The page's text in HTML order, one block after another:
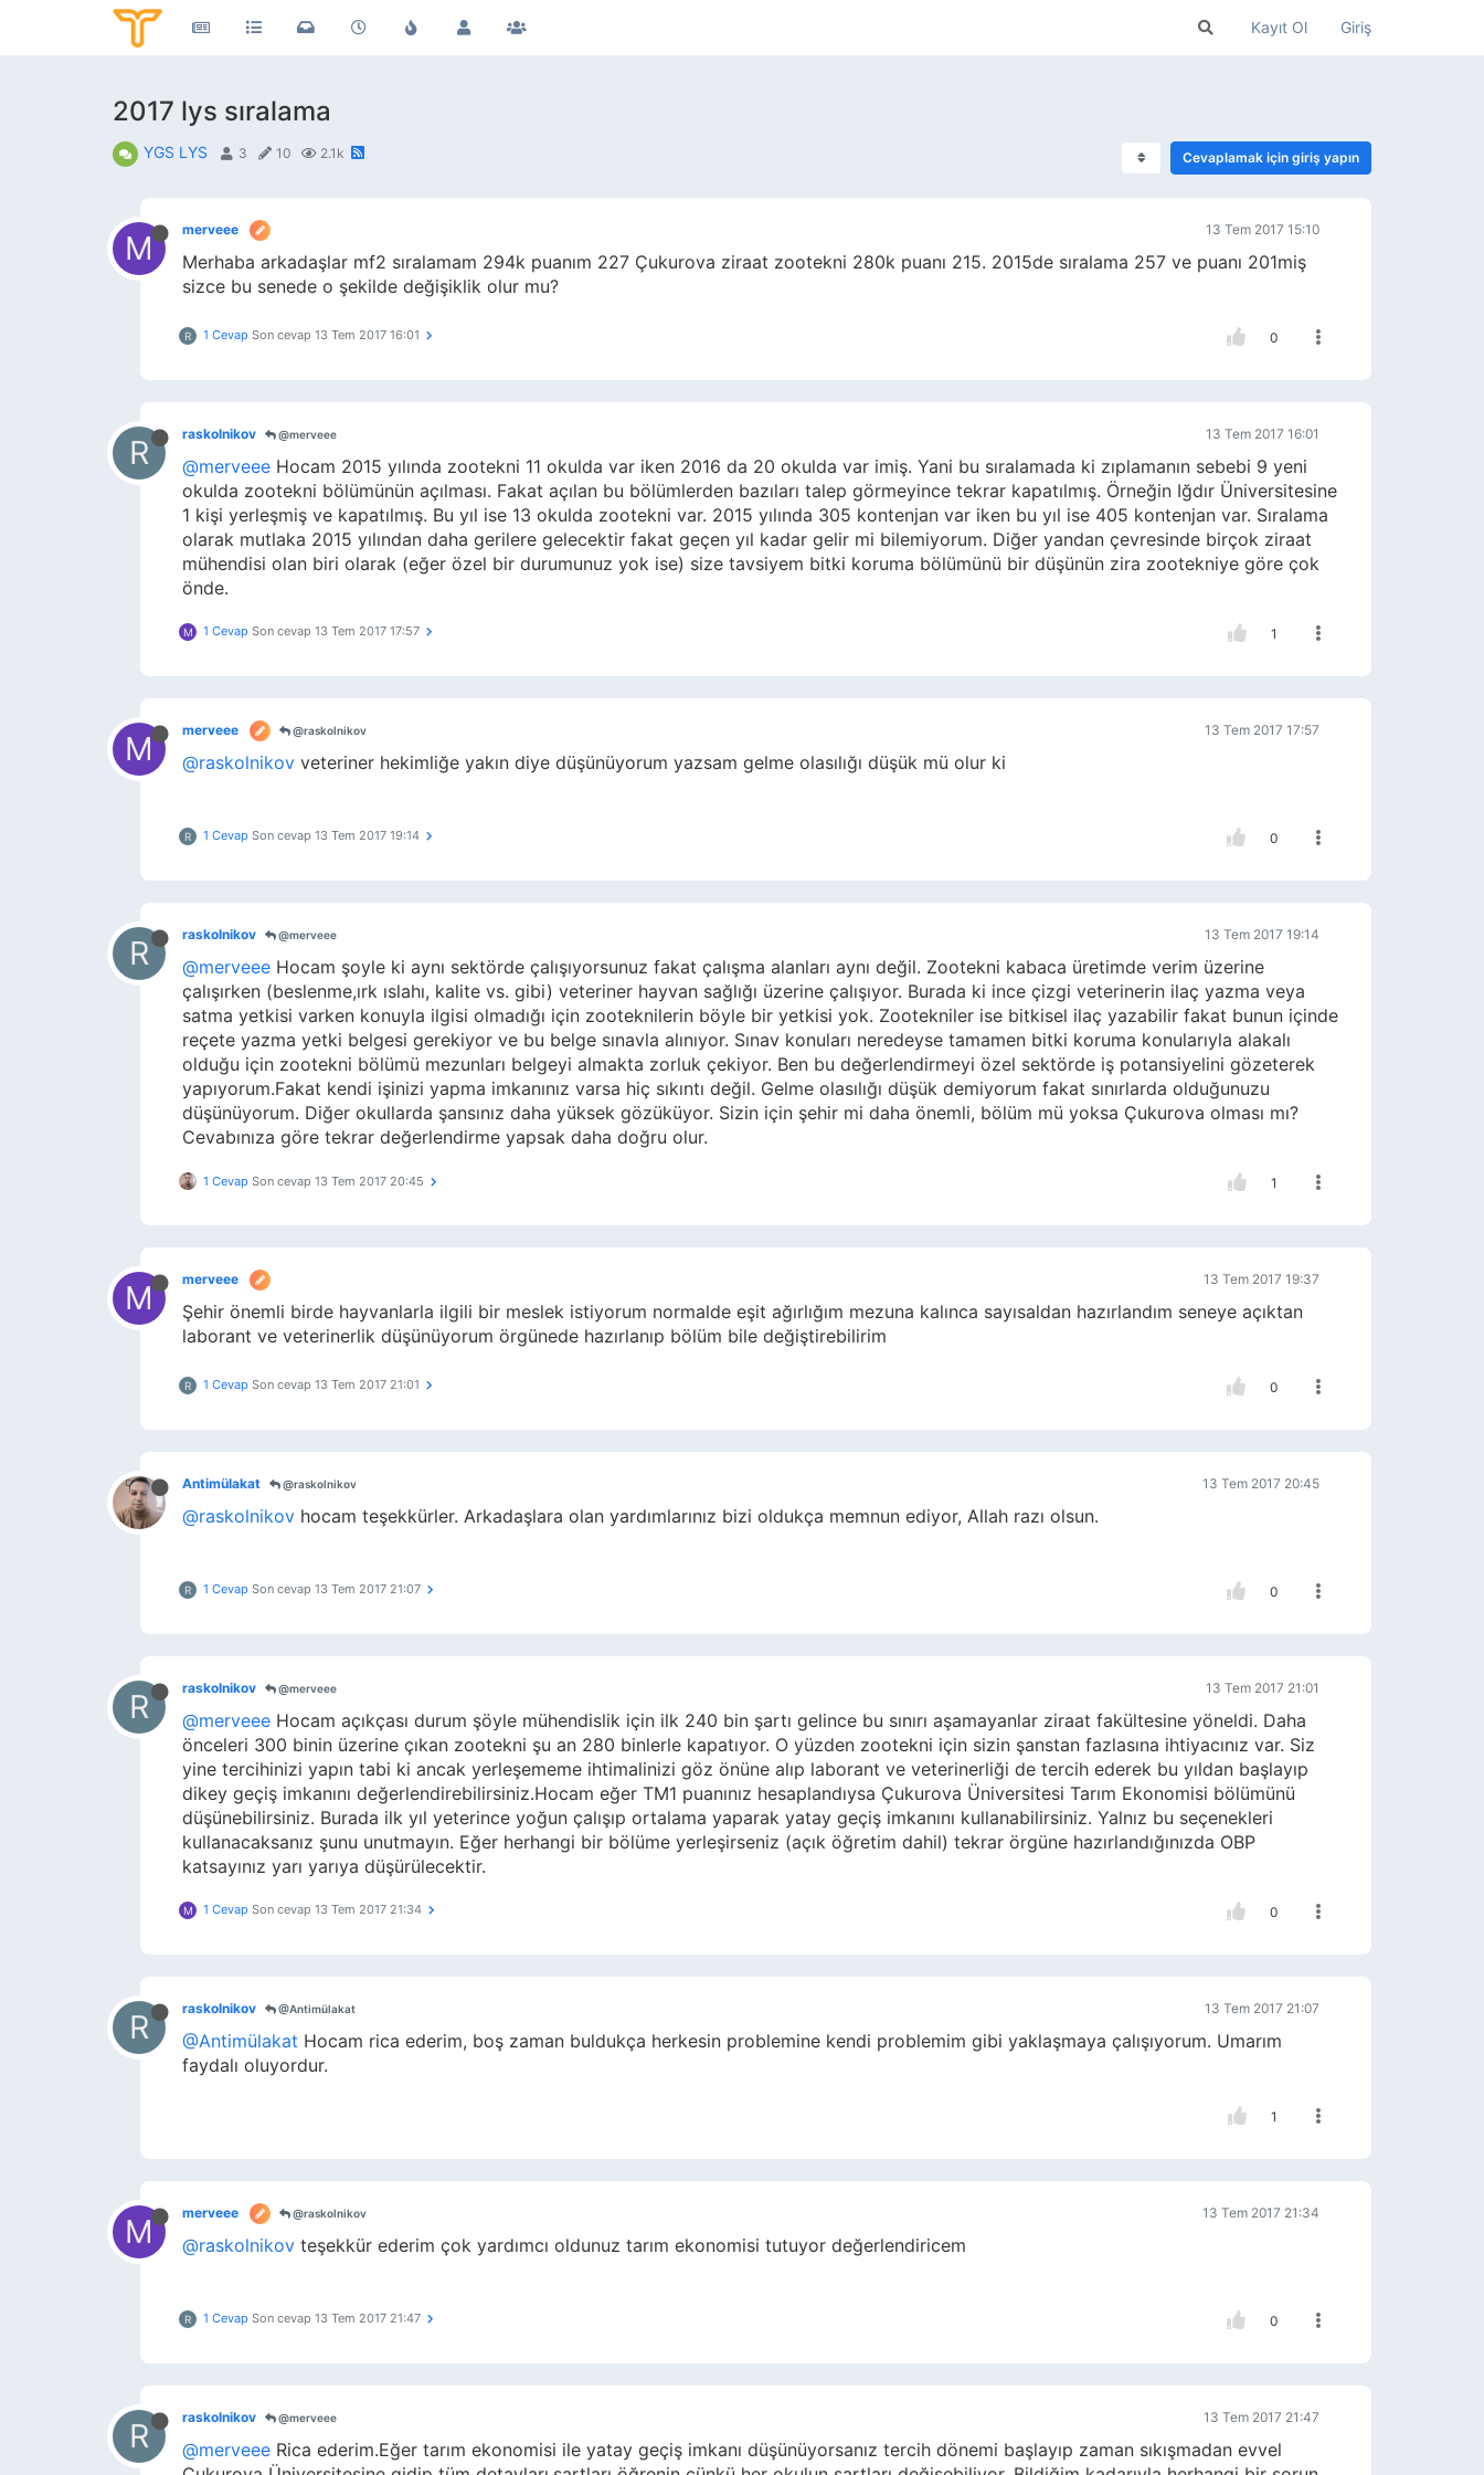
Kayıt Ol Giriş
2017 lys sıralama
YGS LYS 3 10 2.1k Cevaplamak için giriş yapın
M merveee 13 Tem 2017 15:10
Merhaba arkadaşlar mf2 sıralamam 294k puanım 227 Çukurova ziraat zootekni 280k puanı 215. 2015de sıralama 257 ve puanı 201miş
sizce bu senede o şekilde değişiklik olur mu?
R 1 Cevap Son cevap 13 Tem 2017 16:01 0
R raskolnikov @merveee 13 Tem 2017 16:01
@merveee Hocam 2015 yılında zootekni 11 okulda var iken 2016 da 20 okulda var imiş. Yani bu sıralamada ki zıplamanın sebebi 9 yeni
okulda zootekni bölümünün açılması. Fakat açılan bu bölümlerden bazıları talep görmeyince tekrar kapatılmış. Örneğin Iğdır Üniversitesine
1 kişi yerleşmiş ve kapatılmış. Bu yıl ise 13 okulda zootekni var. 2015 yılında 305 kontenjan var iken bu yıl ise 405 kontenjan var. Sıralama
olarak mutlaka 2015 yılından daha gerilere gelecektir fakat geçen yıl kadar gelir mi bilemiyorum. Diğer yandan çevresinde birçok ziraat
mühendisi olan biri olarak (eğer özel bir durumunuz yok ise) size tavsiyem bitki koruma bölümünü bir düşünün zira zootekniye göre çok
önde.
M 1 Cevap Son cevap 13 Tem 2017 17:57 1
M merveee @raskolnikov 13 Tem 2017 17:57
@raskolnikov veteriner hekimliğe yakın diye düşünüyorum yazsam gelme olasılığı düşük mü olur ki
R 1 Cevap Son cevap 13 Tem 2017 19:14 0
R raskolnikov @merveee 13 Tem 2017 19:14
@merveee Hocam şoyle ki aynı sektörde çalışıyorsunuz fakat çalışma alanları aynı değil. Zootekni kabaca üretimde verim üzerine
çalışırken (beslenme,ırk ıslahı, kalite vs. gibi) veteriner hayvan sağlığı üzerine çalışıyor. Burada ki ince çizgi veterinerin ilaç yazma veya
satma yetkisi varken konuyla ilgisi olmadığı için zooteknilerin böyle bir yetkisi yok. Zootekniler ise bitkisel ilaç yazabilir fakat bunun içinde
reçete yazma yetki belgesi gerekiyor ve bu belge sınavla alınıyor. Sınav konuları neredeyse tamamen bitki koruma konularıyla alakalı
olduğu için zootekni bölümü mezunları belgeyi almakta zorluk çekiyor. Ben bu değerlendirmeyi özel sektörde iş potansiyelini gözeterek
yapıyorum.Fakat kendi işinizi yapma imkanınız varsa hiç sıkıntı değil. Gelme olasılığı düşük demiyorum fakat sınırlarda olduğunuzu
düşünüyorum. Diğer okullarda şansınız daha yüksek gözüküyor. Sizin için şehir mi daha önemli, bölüm mü yoksa Çukurova olması mı?
Cevabınıza göre tekrar değerlendirme yapsak daha doğru olur.
1 Cevap Son cevap 13 Tem 2017 20:45 1
M merveee 13 Tem 2017 19:37
Şehir önemli birde hayvanlarla ilgili bir meslek istiyorum normalde eşit ağırlığım mezuna kalınca sayısaldan hazırlandım seneye açıktan
laborant ve veterinerlik düşünüyorum örgünede hazırlanıp bölüm bile değiştirebilirim
R 1 Cevap Son cevap 13 Tem 2017 21:01 0
Antimülakat @raskolnikov 13 Tem 2017 20:45
@raskolnikov hocam teşekkürler. Arkadaşlara olan yardımlarınız bizi oldukça memnun ediyor, Allah razı olsun.
R 1 Cevap Son cevap 13 Tem 2017 21:07 0
R raskolnikov @merveee 13 Tem 2017 21:01
@merveee Hocam açıkçası durum şöyle mühendislik için ilk 240 bin şartı gelince bu sınırı aşamayanlar ziraat fakültesine yöneldi. Daha
önceleri 300 binin üzerine çıkan zootekni şu an 280 binlerle kapatıyor. O yüzden zootekni için sizin şanstan fazlasına ihtiyacınız var. Siz
yine tercihinizi yapın tabi ki ancak yerleşememe ihtimalinizi göz önüne alıp laborant ve veterinerliği de tercih ederek bu yıldan başlayıp
dikey geçiş imkanını değerlendirebilirsiniz.Hocam eğer TM1 puanınız hesaplandıysa Çukurova Üniversitesi Tarım Ekonomisi bölümünü
düşünebilirsiniz. Burada ilk yıl yeterince yoğun çalışıp ortalama yaparak yatay geçiş imkanını kullanabilirsiniz. Yalnız bu seçenekleri
kullanacaksanız şunu unutmayın. Eğer herhangi bir bölüme yerleşirseniz (açık öğretim dahil) tekrar örgüne hazırlandığınızda OBP
katsayınız yarı yarıya düşürülecektir.
M 1 Cevap Son cevap 13 Tem 2017 21:34 0
R raskolnikov @Antimülakat 13 Tem 2017 21:07
@Antimülakat Hocam rica ederim, boş zaman buldukça herkesin problemine kendi problemim gibi yaklaşmaya çalışıyorum. Umarım
faydalı oluyordur.
1
M merveee @raskolnikov 13 Tem 2017 21:34
@raskolnikov teşekkür ederim çok yardımcı oldunuz tarım ekonomisi tutuyor değerlendiricem
R 1 Cevap Son cevap 13 Tem 2017 21:47 0
R raskolnikov @merveee 13 Tem 2017 21:47
@merveee Rica ederim.Eğer tarım ekonomisi ile yatay geçiş imkanı düşünüyorsanız tercih dönemi başlayıp zaman sıkışmadan evvel